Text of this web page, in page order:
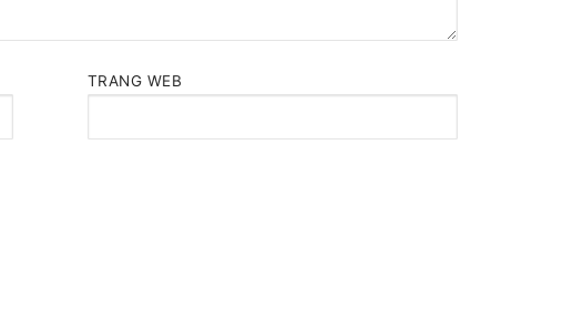
TRANG WEB